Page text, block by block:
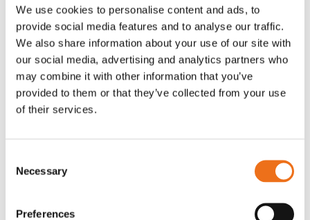
We use cookies to personalise content and ads, to
provide social media features and to analyse our traffic.
We also share information about your use of our site with
our social media, advertising and analytics partners who
may combine it with other information that you’ve
provided to them or that they’ve collected from your use
of their services.
Selection
Necessary
Preferences
Lägg till i varukorg
T-shirt Avant barn grön 92 cm
G0007
90kr (ex. moms)
T-shirt Avant barn grön 104-110
cm
90 kr (ex. moms)